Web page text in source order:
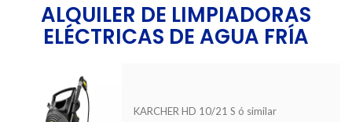
ALQUILER DE LIMPIADORAS
ELÉCTRICAS DE AGUA FRÍA
KARCHER HD 10/21 S ó similar